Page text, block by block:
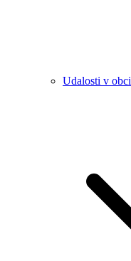
Udalosti v obci